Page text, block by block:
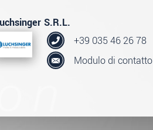
S.R.L.
+39 035 46 26 78
Modulo di contatto